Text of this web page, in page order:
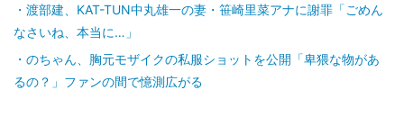
渡部建、KAT-TUN中丸雄一の妻・笹崎里菜アナに謝罪「ごめん
なさいね、本当に…」
のちゃん、胸元モザイクの私服ショットを公開「卑猥な物があ
るの？」ファンの間で憶測広がる